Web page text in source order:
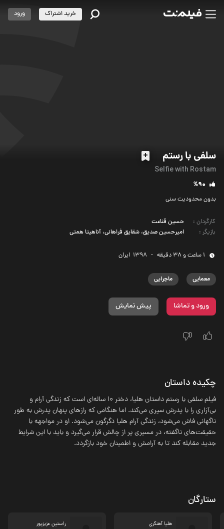
سلفی با رستم
Selfie with Rostam
%90
بدون محدودیت سنی
کارگردان :
حسین قناعت
بازیگر : امیرحسین صدیق، شقایق فراهانی، آناهیتا همتی
1 ساعت و 38 دقیقه -
1398 ‌ ایران
معمایی ماجرایی
ورود و تماشا پیش نمایش
خرید اشتراک ورود
چکیده داستان
فیلم سلفی با رستم داستان هلیا، دختر 10 ساله‌ای است که زندگی آرام و
بی‌آزاری را با پدرش سپری می‌کند. اما هنگامی که رازهای پنهان پدرش به طور
ناگهانی فاش می‌شود، زندگی آرام هلیا دگرگون می‌شود. او در مواجهه با
حقیقت‌های ناگفته، در مسیری پر از چالش قرار می‌گیرد و باید با این شرایط
جدید مقابله کند تا به آرامش و اطمینان خود بازگردد.
ستارگان
هلیا آهنگری راستین عزیزپور